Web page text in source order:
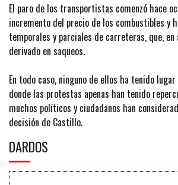
El paro de los transportistas comenzó hace
incremento del precio de los combustibles y
temporales y parciales de carreteras, que, en
derivado en saqueos.
En todo caso, ninguno de ellos ha tenido lugar
donde las protestas apenas han tenido
muchos políticos y ciudadanos han
decisión de Castillo.
DARDOS